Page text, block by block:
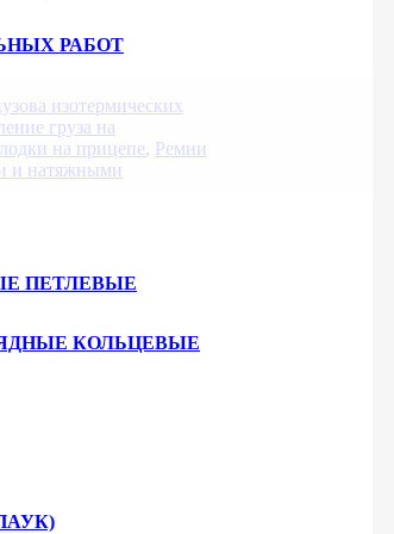
РАБОТ
ПЕТЛЕВЫЕ
КОЛЬЦЕВЫЕ
изотермических
груза на
на прицепе, Ремни
и натяжными